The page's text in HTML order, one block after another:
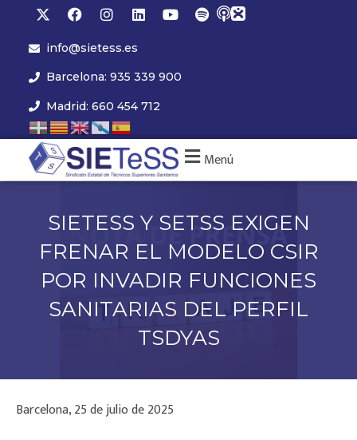
info@sietess.es
Barcelona: 935 339 900
Madrid: 660 454 712
Menú
SIETESS Y SETSS EXIGEN
FRENAR EL MODELO CSIR
POR INVADIR FUNCIONES
SANITARIAS DEL PERFIL
TSDYAS
Barcelona, 25 de julio de 2025